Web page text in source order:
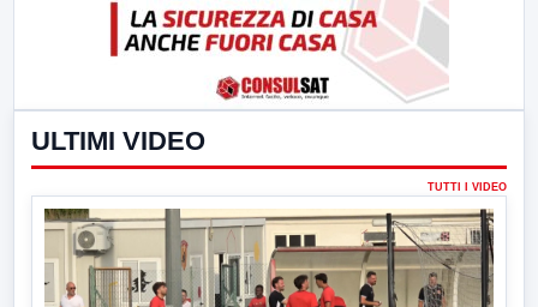
ULTIMI VIDEO
TUTTI I VIDEO